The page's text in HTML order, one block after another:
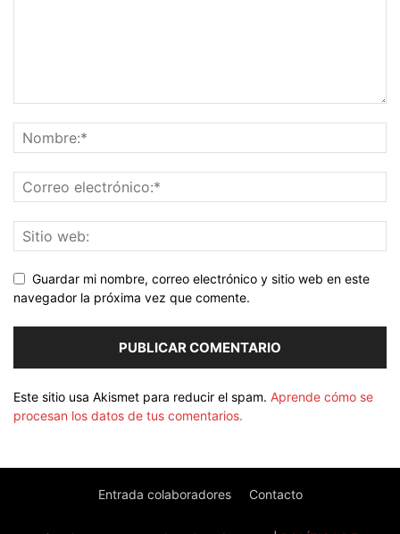
Guardar mi nombre, correo electrónico y sitio web en este
navegador la próxima vez que comente.
Este sitio usa Akismet para reducir el spam. Aprende cómo se
procesan los datos de tus comentarios.
Entrada colaboradores Contacto